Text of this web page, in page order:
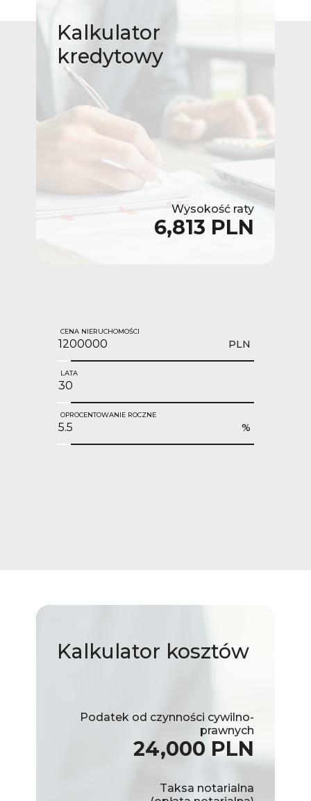
Kalkulator
kredytowy
Wysokość raty
6,813 PLN
CENA NIERUCHOMOŚCI
PLN
LATA
OPROCENTOWANIE ROCZNE
%
Kalkulator kosztów
Podatek od czynności cywilno-
prawnych
24,000 PLN
Taksa notarialna